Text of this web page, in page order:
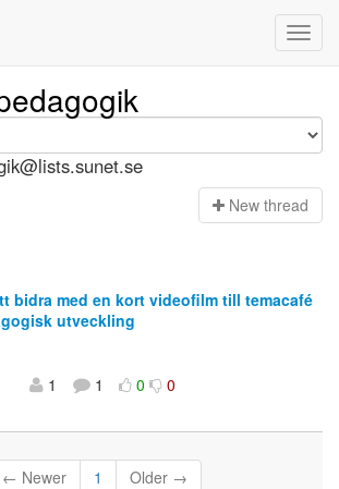
New thread
bidra med en kort videofilm till temacafé
utveckling
1 1 0 0
← Newer 1 Older →